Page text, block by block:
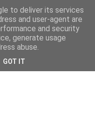
to deliver its services
and user-agent are
and security
generate usage
abuse.
GOT IT